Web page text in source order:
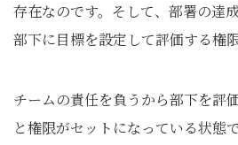
存在なのです。そして、部署の達
部下に目標を設定して評価する権
チームの責任を負うから部下を評
と権限がセットになっている状態